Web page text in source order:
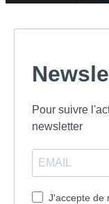
Pour suivre
newsletter
J'accepte de